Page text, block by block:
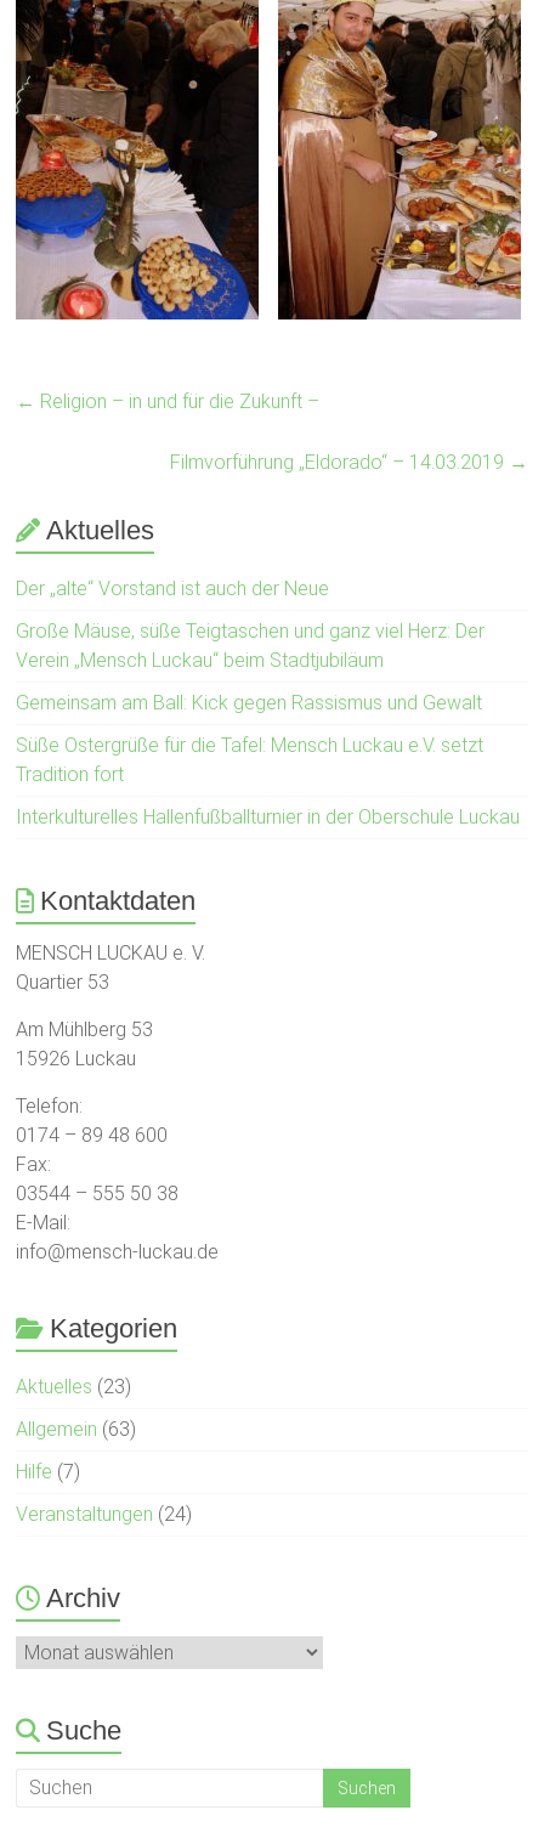
← Religion – in und für die Zukunft –
Filmvorführung „Eldorado“ – 14.03.2019 →
Aktuelles
Der „alte“ Vorstand ist auch der Neue
Große Mäuse, süße Teigtaschen und ganz viel Herz: Der
Verein „Mensch Luckau“ beim Stadtjubiläum
Gemeinsam am Ball: Kick gegen Rassismus und Gewalt
Süße Ostergrüße für die Tafel: Mensch Luckau e.V. setzt
Tradition fort
Interkulturelles Hallenfußballturnier in der Oberschule Luckau
Kontaktdaten
MENSCH LUCKAU e. V.
Quartier 53
Am Mühlberg 53
15926 Luckau
Telefon:
0174 – 89 48 600
Fax:
03544 – 555 50 38
E-Mail:
info@mensch-luckau.de
Kategorien
Aktuelles (23)
Allgemein (63)
Hilfe (7)
Veranstaltungen (24)
Archiv
Archiv
Suche